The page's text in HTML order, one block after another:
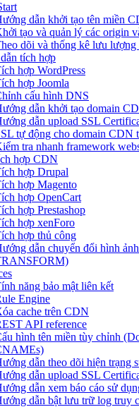
dẫn khởi tạo tên miền
tạo và quản lý các origin
dõi và thống kê lưu lượng
tích hợp
hợp WordPress
hợp Joomla
cấu hình DNS
dẫn khởi tạo domain
dẫn upload SSL
tự động cho domain CDN
tra nhanh framework
hợp CDN
hợp Drupal
hợp Magento
hợp OpenCart
hợp Prestashop
hợp xenForo
hợp thủ công
dẫn chuyển đổi hình
năng bảo mật liên kết
Engine
cache trên CDN
API reference
hình tên miền tùy chỉnh
dẫn theo dõi hiện trạng
dẫn upload SSL
dẫn xem báo cáo sử
dẫn bật lưu trữ log truy